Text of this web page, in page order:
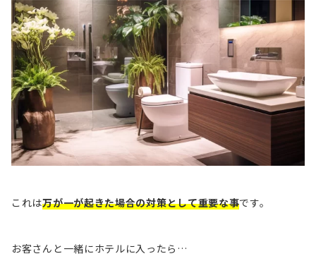
これは万が一が起きた場合の対策として重要な事です。
お客さんと一緒にホテルに入ったら…